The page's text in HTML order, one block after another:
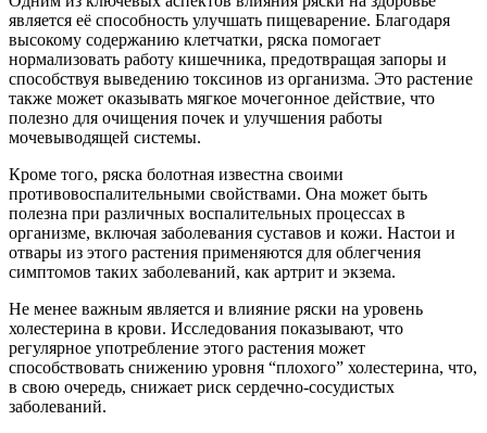
является её способность улучшать пищеварение. Благодаря
высокому содержанию клетчатки, ряска помогает
нормализовать работу кишечника, предотвращая запоры и
способствуя выведению токсинов из организма. Это растение
также может оказывать мягкое мочегонное действие, что
полезно для очищения почек и улучшения работы
мочевыводящей системы.
Кроме того, ряска болотная известна своими
противовоспалительными свойствами. Она может быть
полезна при различных воспалительных процессах в
организме, включая заболевания суставов и кожи. Настои и
отвары из этого растения применяются для облегчения
симптомов таких заболеваний, как артрит и экзема.
Не менее важным является и влияние ряски на уровень
холестерина в крови. Исследования показывают, что
регулярное употребление этого растения может
способствовать снижению уровня “плохого” холестерина, что,
в свою очередь, снижает риск сердечно-сосудистых
заболеваний.